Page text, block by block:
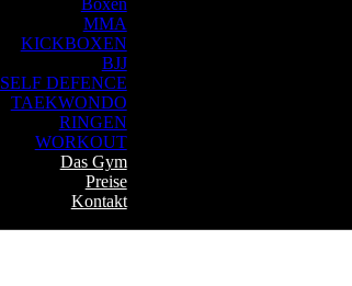
Boxen
MMA
KICKBOXEN
BJJ
SELF DEFENCE
TAEKWONDO
RINGEN
WORKOUT
Das Gym
Preise
Kontakt